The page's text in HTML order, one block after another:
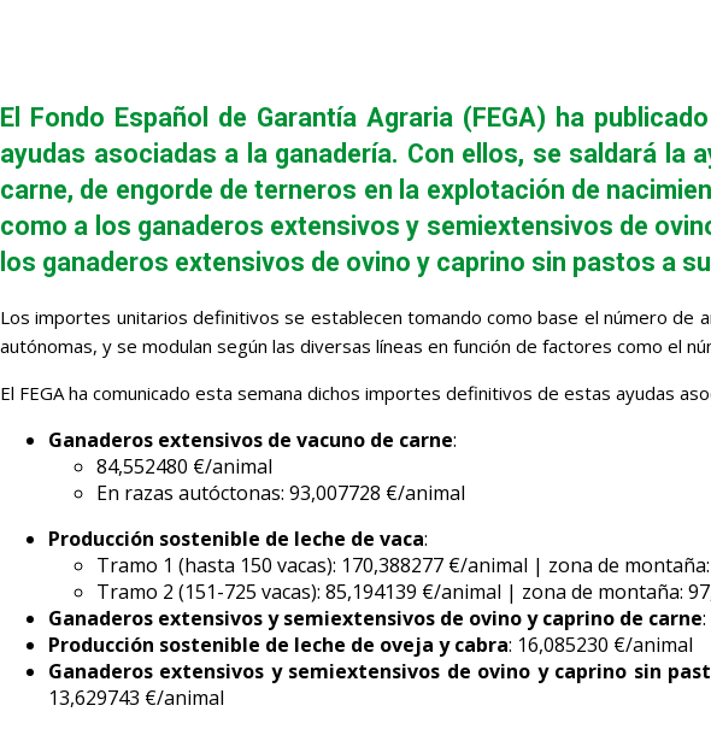
El Fondo Español de Garantía Agraria (FEGA) ha
ayudas asociadas a la ganadería. Con ellos, se saldará la
carne, de engorde de terneros en la explotación de
como a los ganaderos extensivos y semiextensivos de
los ganaderos extensivos de ovino y caprino sin pastos a
Los importes unitarios definitivos se establecen tomando como base el número de
autónomas, y se modulan según las diversas líneas en función de factores como el
El FEGA ha comunicado esta semana dichos importes definitivos de estas ayudas
Ganaderos extensivos de vacuno de carne:
84,552480 €/animal
En razas autóctonas: 93,007728 €/animal
Producción sostenible de leche de vaca:
Tramo 1 (hasta 150 vacas): 170,388277 €/animal | zona de
Tramo 2 (151-725 vacas): 85,194139 €/animal | zona de montaña:
Ganaderos extensivos y semiextensivos de ovino y caprino de carne
Producción sostenible de leche de oveja y cabra: 16,085230 €/animal
Ganaderos extensivos y semiextensivos de ovino y caprino sin
13,629743 €/animal